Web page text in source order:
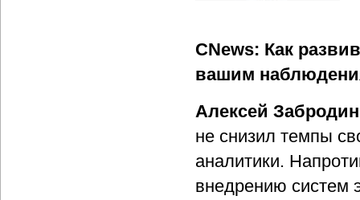
CNews: Как
вашим
Алексей
не снизил темпы
аналитики.
внедрению систем